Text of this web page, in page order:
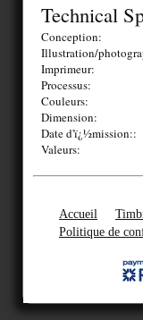
Technical
Conception:
Illustration/
Imprimeur:
Processus:
Couleurs:
Dimension:
Date d'ï¿½mission::
Valeurs:
Accueil
Politique de